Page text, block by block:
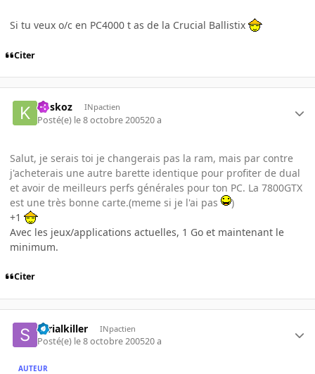
Si tu veux o/c en PC4000 t as de la Crucial Ballistix
Citer
koskoz INpactien
Posté(e) le 8 octobre 200520 a
Salut, je serais toi je changerais pas la ram, mais par contre
j'acheterais une autre barette identique pour profiter de dual
et avoir de meilleurs perfs générales pour ton PC. La 7800GTX
est une très bonne carte.(meme si je l'ai pas
)
+1
Avec les jeux/applications actuelles, 1 Go et maintenant le
minimum.
Citer
serialkiller INpactien
Posté(e) le 8 octobre 200520 a
AUTEUR